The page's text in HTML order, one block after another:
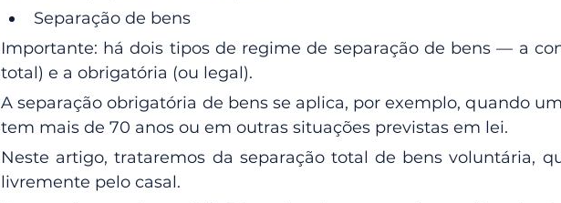
Separação de bens
Importante: há dois tipos de regime de separação de bens — a
total) e a obrigatória (ou legal).
A separação obrigatória de bens se aplica, por exemplo, quando
tem mais de 70 anos ou em outras situações previstas em lei.
Neste artigo, trataremos da separação total de bens voluntária,
livremente pelo casal.